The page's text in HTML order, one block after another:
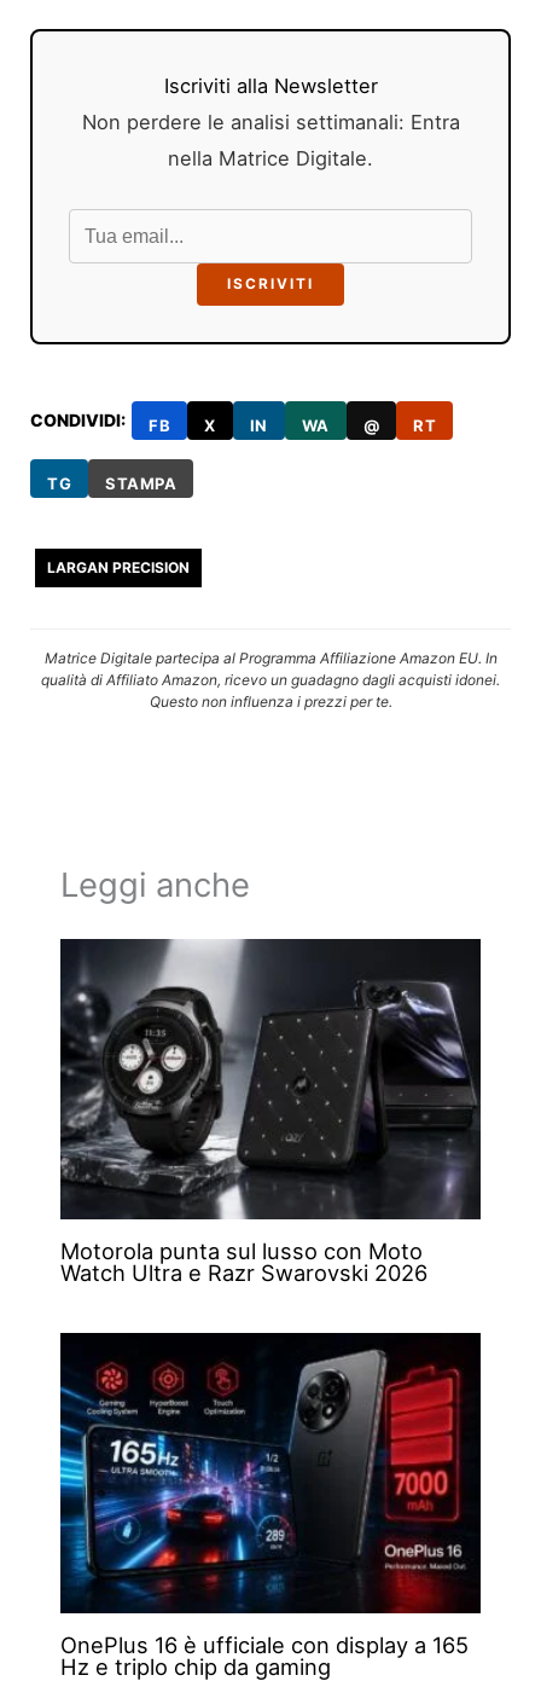
Iscriviti alla Newsletter
Non perdere le analisi settimanali: Entra
nella Matrice Digitale.
ISCRIVITI
CONDIVIDI: FB X IN WA @ RT
TG STAMPA
LARGAN PRECISION
Matrice Digitale partecipa al Programma Affiliazione Amazon EU. In
qualità di Affiliato Amazon, ricevo un guadagno dagli acquisti idonei.
Questo non influenza i prezzi per te.
Leggi anche
Motorola punta sul lusso con Moto
Watch Ultra e Razr Swarovski 2026
OnePlus 16 è ufficiale con display a 165
Hz e triplo chip da gaming